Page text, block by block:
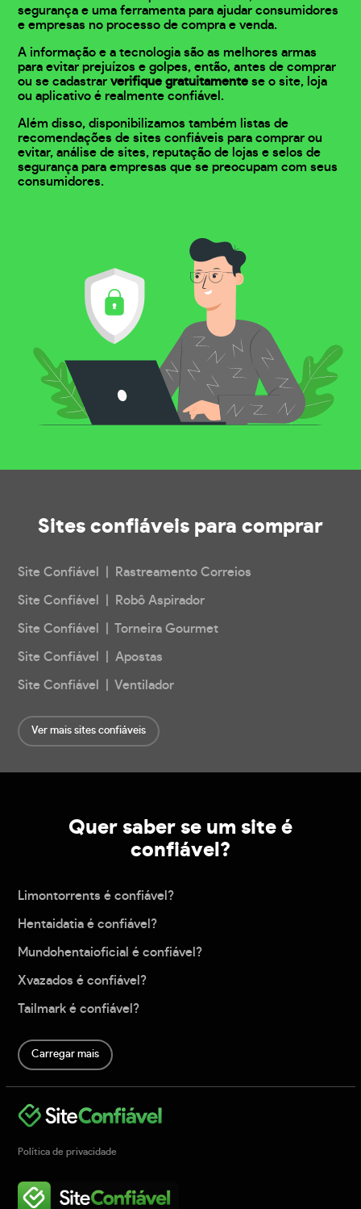
segurança e uma ferramenta para ajudar consumidores
e empresas no processo de compra e venda.
A informação e a tecnologia são as melhores armas
para evitar prejuízos e golpes, então, antes de comprar
ou se cadastrarverifique gratuitamente se o site, loja
ou aplicativo é realmente confiável.
Além disso, disponibilizamos também listas de
recomendações de sites confiáveis para comprar ou
evitar, análise de sites, reputação de lojas e selos de
segurança para empresas que se preocupam com seus
consumidores.
Sites confiáveis para comprar
Site Confiável | Rastreamento Correios
Site Confiável | Robô Aspirador
Site Confiável | Torneira Gourmet
Site Confiável | Apostas
Site Confiável | Ventilador
Ver mais sites confiáveis
Quer saber se um site é
confiável?
Limontorrents é confiável?
Hentaidatia é confiável?
Mundohentaioficial é confiável?
Xvazados é confiável?
Tailmark é confiável?
Carregar mais
Política de privacidade